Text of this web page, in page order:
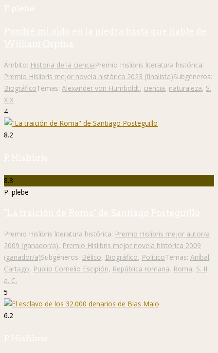
P. plebe
Pondré mi oído en la piedra hasta que hable de
William Ospina
Ámbito: Historia de la cienciaPremio Hislibris literatura histórica:
Premio Hislibris mejor novela histórica 2023 (finalista)Subgéneros:
BiográficoTemas: Alexander von Humboldt, ciencia, naturaleza, S.
XIX
4
8.2
P. Hislibris
8.8
P. plebe
"La traición de Roma" de Santiago Posteguillo
Premio Hislibris literatura histórica: Premio Hislibris mejor autor/a
2009 (ganador/a), Premio Hislibris mejor novela histórica 2009
(ganador/a)Subgéneros: Bélico, Biográfico, PolíticoTemas: Aníbal,
Cartago, Publio Cornelio Escipión, República romana, Roma, S. II
a. C.
5
6.2
P. Hislibris